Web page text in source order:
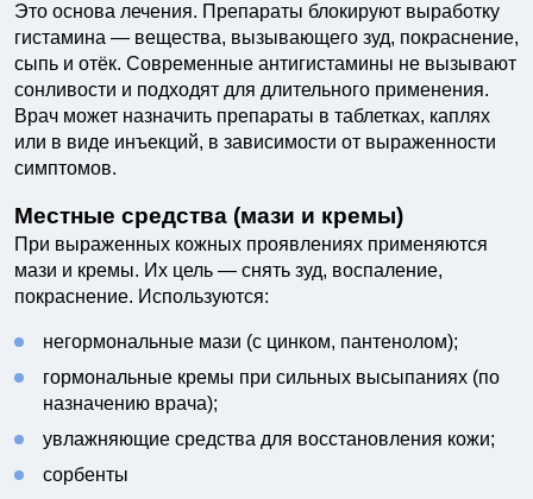
Это основа лечения. Препараты блокируют выработку
гистамина — вещества, вызывающего зуд, покраснение,
сыпь и отёк. Современные антигистамины не вызывают
сонливости и подходят для длительного применения.
Врач может назначить препараты в таблетках, каплях
или в виде инъекций, в зависимости от выраженности
симптомов.
Местные средства (мази и кремы)
При выраженных кожных проявлениях применяются
мази и кремы. Их цель — снять зуд, воспаление,
покраснение. Используются:
негормональные мази (с цинком, пантенолом);
гормональные кремы при сильных высыпаниях (по
назначению врача);
увлажняющие средства для восстановления кожи;
сорбенты